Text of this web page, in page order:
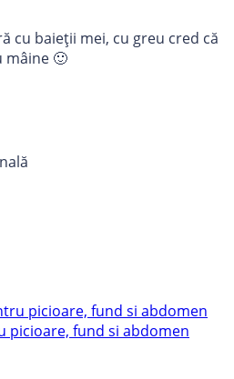
cu baieții mei, cu greu cred că
mâine 🙂
picioare, fund si abdomen
picioare, fund si abdomen